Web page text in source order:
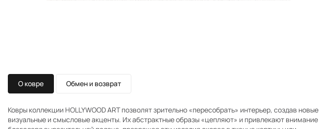
О ковре Обмен и возврат
Ковры коллекции HOLLYWOOD ART позволят зрительно «пересобрать» интерьер, создав новые
визуальные и смысловые акценты. Их абстрактные образы «цепляют» и привлекают внимание